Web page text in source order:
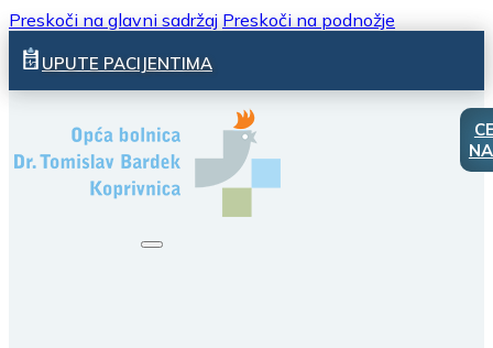
Preskoči na glavni sadržaj Preskoči na podnožje
UPUTE PACIJENTIMA